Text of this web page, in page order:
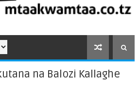
na Balozi Kallaghe